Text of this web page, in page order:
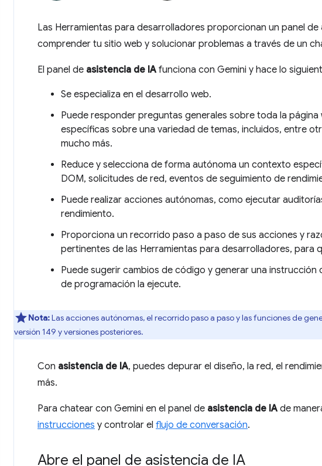
Las Herramientas para desarrolladores proporcionan un panel de
comprender tu sitio web y solucionar problemas a través de un
El panel de asistencia de IA funciona con Gemini y hace lo
Se especializa en el desarrollo web.
Puede responder preguntas generales sobre toda la
específicas sobre una variedad de temas, incluidos, entre
mucho más.
Reduce y selecciona de forma autónoma un contexto
DOM, solicitudes de red, eventos de seguimiento de
Puede realizar acciones autónomas, como ejecutar
rendimiento.
Proporciona un recorrido paso a paso de sus acciones y
pertinentes de las Herramientas para desarrolladores, para
Puede sugerir cambios de código y generar una instrucción
de programación la ejecute.
Nota:Las acciones autónomas, el recorrido paso a paso y las funciones de
versión 149 y versiones posteriores.
Con asistencia de IA, puedes depurar el diseño, la red, el
más.
Para chatear con Gemini en el panel de asistencia de IA de
instrucciones y controlar el flujo de conversación.
Abre el panel de asistencia de IA